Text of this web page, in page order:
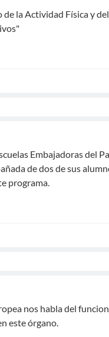
la Actividad Física y
Embajadoras del
de dos de sus
programa.
nos habla del
este órgano.